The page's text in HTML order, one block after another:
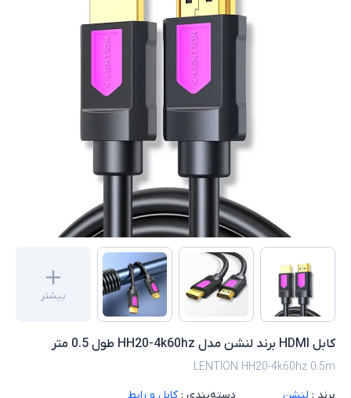
بیشتر
کابل HDMI برند لنشن مدل HH20-4k60hz طول 0.5 متر
LENTION HH20-4k60hz 0.5m